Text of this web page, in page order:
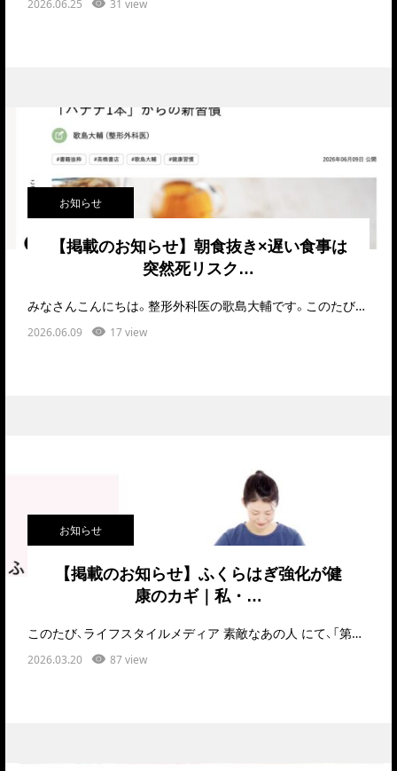
2026.06.25 31 view
お知らせ
【掲載のお知らせ】朝食抜き×遅い食事は
突然死リスク…
みなさんこんにちは。整形外科医の歌島大輔です。このたび、PHPオンラインにて私が執筆・監修した健…
2026.06.09 17 view
お知らせ
【掲載のお知らせ】ふくらはぎ強化が健
康のカギ｜私・…
このたび、ライフスタイルメディア 素敵なあの人 にて、「第二の心臓」とも呼ばれるふくらはぎが、60代…
2026.03.20 87 view